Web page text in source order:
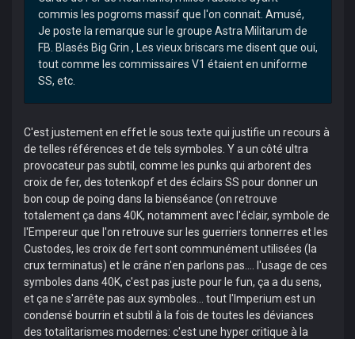
commis les pogroms massif que l'on connait. Amusé,
Je poste la remarque sur le groupe Astra Militarum de
FB. Blasés Big Grin , Les vieux briscars me disent que oui,
tout comme les commissaires V1 étaient en uniforme
SS, etc.
C'est justement en effet le sous texte qui justifie un recours à
de telles références et de tels symboles. Y a un côté ultra
provocateur pas subtil, comme les punks qui arborent des
croix de fer, des totenkopf et des éclairs SS pour donner un
bon coup de poing dans la bienséance (on retrouve
totalement ça dans 40K, notamment avec l'éclair, symbole de
l'Empereur que l'on retrouve sur les guerriers tonnerres et les
Custodes, les croix de fert sont communément utilisées (la
crux terminatus) et le crâne n'en parlons pas.... l'usage de ces
symboles dans 40K, c'est pas juste pour le fun, ça a du sens,
et ça ne s'arrête pas aux symboles... tout l'Imperium est un
condensé bourrin et subtil à la fois de toutes les déviances
des totalitarismes modernes: c'est une hyper critique à la